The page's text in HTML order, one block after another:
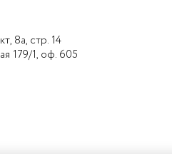
8а, стр. 14
179/1, оф. 605